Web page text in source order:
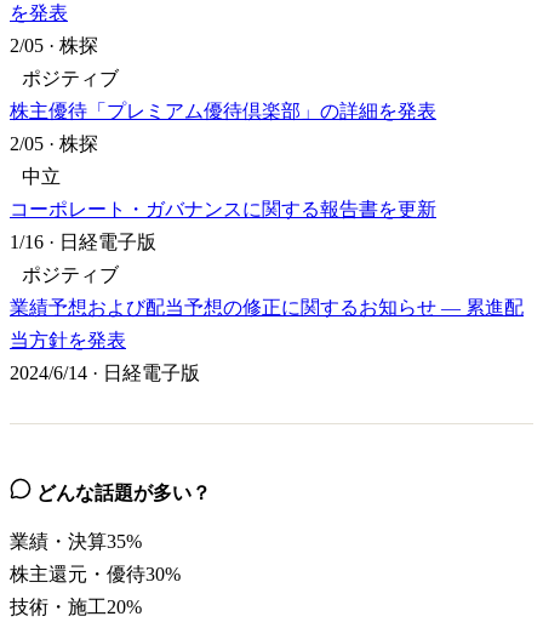
を発表
2/05 · 株探
ポジティブ
株主優待「プレミアム優待倶楽部」の詳細を発表
2/05 · 株探
中立
コーポレート・ガバナンスに関する報告書を更新
1/16 · 日経電子版
ポジティブ
業績予想および配当予想の修正に関するお知らせ — 累進配
当方針を発表
2024/6/14 · 日経電子版
どんな話題が多い？
業績・決算35%
株主還元・優待30%
技術・施工20%